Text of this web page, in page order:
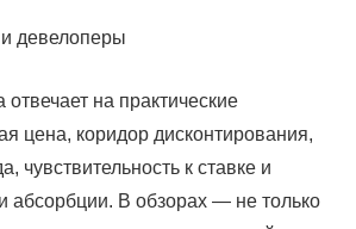
девелоперы
на практические
цена, коридор дисконтирования,
чувствительность к ставке и
абсорбции. В обзорах — не только